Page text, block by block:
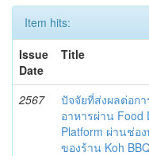
Item hits:
Issue
Date
Title
2567
ปัจจัยที่ส่งผลต่อก
อาหารผ่าน Food
Platform ผ่านช่อ
ของร้าน Koh